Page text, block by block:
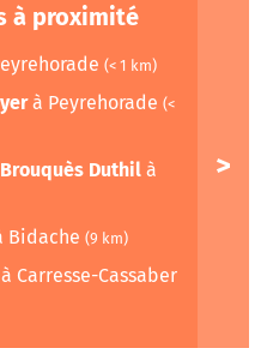
à proximité
(< 1 km)
à Peyrehorade (<
Duthil à
Bidache (9 km)
à Carresse-Cassaber